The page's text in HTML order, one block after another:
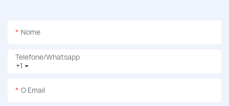
Nome
+1
Telefone/whatsapp
O Email